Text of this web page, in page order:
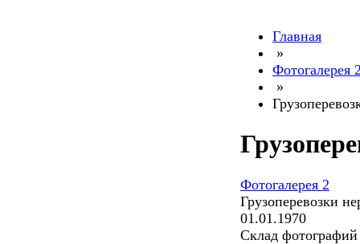
Главная
»
Фотогалерея
»
Фотогалерея 2
Грузоперевозки
01.01.1970
Склад фотографий